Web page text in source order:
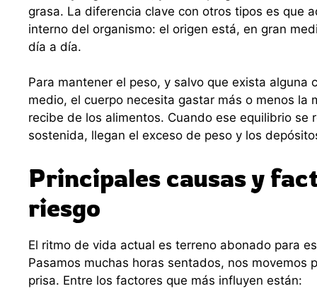
grasa. La diferencia clave con otros tipos es que
interno del organismo: el origen está, en gran
día a día.
Para mantener el peso, y salvo que exista alguna
medio, el cuerpo necesita gastar más o menos la
recibe de los alimentos. Cuando ese equilibrio se
sostenida, llegan el exceso de peso y los
Principales causas y
riesgo
El ritmo de vida actual es terreno abonado para
Pasamos muchas horas sentados, nos movemos
prisa. Entre los factores que más influyen están: